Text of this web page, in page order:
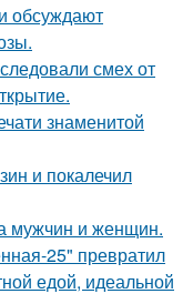
обсуждают
смех от
знаменитой
и покалечил
мужчин и женщин.
25" превратил
едой, идеальной